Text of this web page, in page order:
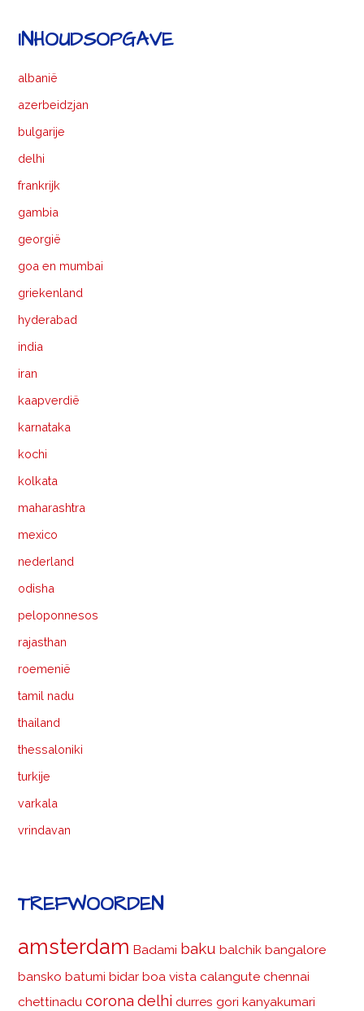
INHOUDSOPGAVE
albanië
azerbeidzjan
bulgarije
delhi
frankrijk
gambia
georgië
goa en mumbai
griekenland
hyderabad
india
iran
kaapverdië
karnataka
kochi
kolkata
maharashtra
mexico
nederland
odisha
peloponnesos
rajasthan
roemenië
tamil nadu
thailand
thessaloniki
turkije
varkala
vrindavan
TREFWOORDEN
amsterdam Badami baku balchik bangalore
bansko batumi bidar boa vista calangute chennai
chettinadu corona delhi durres gori kanyakumari